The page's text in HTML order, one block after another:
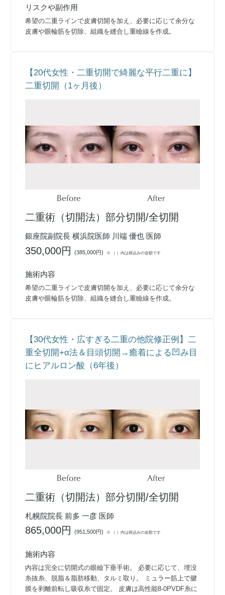
リスクや副作用
希望の二重ラインで皮膚切開を加え、必要に応じて余分な
皮膚や眼輪筋を切除、組織を縫合し重瞼線を作成。
【20代女性・二重切開で綺麗な平行二重に】
二重切開（1ヶ月後）
Before After
二重術（切開法）部分切開/全切開
銀座院副院長 横浜院医師 川端 優也 医師
350,000円(385,000円) ※ （ ）内は税込みの金額です
施術内容
希望の二重ラインで皮膚切開を加え、必要に応じて余分な
皮膚や眼輪筋を切除、組織を縫合し重瞼線を作成。
【30代女性・広すぎる二重の他院修正例】二
重全切開+α法＆目頭切開→癒着による凹み目
にヒアルロン酸（6年後）
Before After
二重術（切開法）部分切開/全切開
札幌院院長 前多 一彦 医師
865,000円(951,500円) ※ （ ）内は税込みの金額です
施術内容
内容は完全に切開式の眼瞼下垂手術。 必要に応じて、埋没
糸抜糸、脱脂＆脂肪移動、タルミ取り。 ミュラー筋上で腱
膜を剥離前転し吸収糸で固定。 皮膚は高性能8-0PVDF糸に